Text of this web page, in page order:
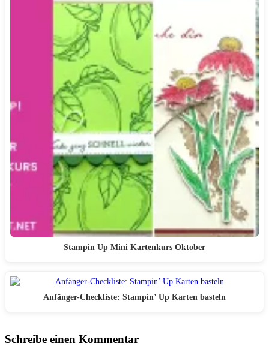
Stampin Up Mini Kartenkurs Oktober
Anfänger-Checkliste: Stampin’ Up Karten basteln
Schreibe einen Kommentar